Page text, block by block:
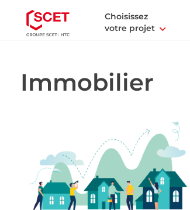
Choisissez
votre projet
Immobilier